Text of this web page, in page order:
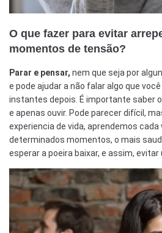
O que fazer para evitar
momentos de tensão?
Parar e pensar, nem que seja por
e pode ajudar a não falar algo que
instantes depois. É importante saber
e apenas ouvir. Pode parecer difícil,
experiencia de vida, aprendemos cada
determinados momentos, o mais
esperar a poeira baixar, e assim, evitar